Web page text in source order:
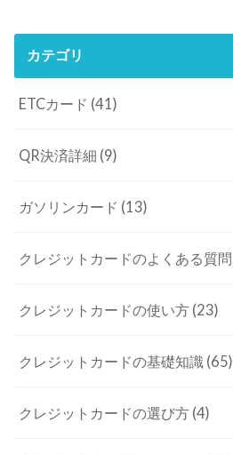
カテゴリ
ETCカード (41)
QR決済詳細 (9)
ガソリンカード (13)
クレジットカードのよくある質問
クレジットカードの使い方 (23)
クレジットカードの基礎知識 (65)
クレジットカードの選び方 (4)